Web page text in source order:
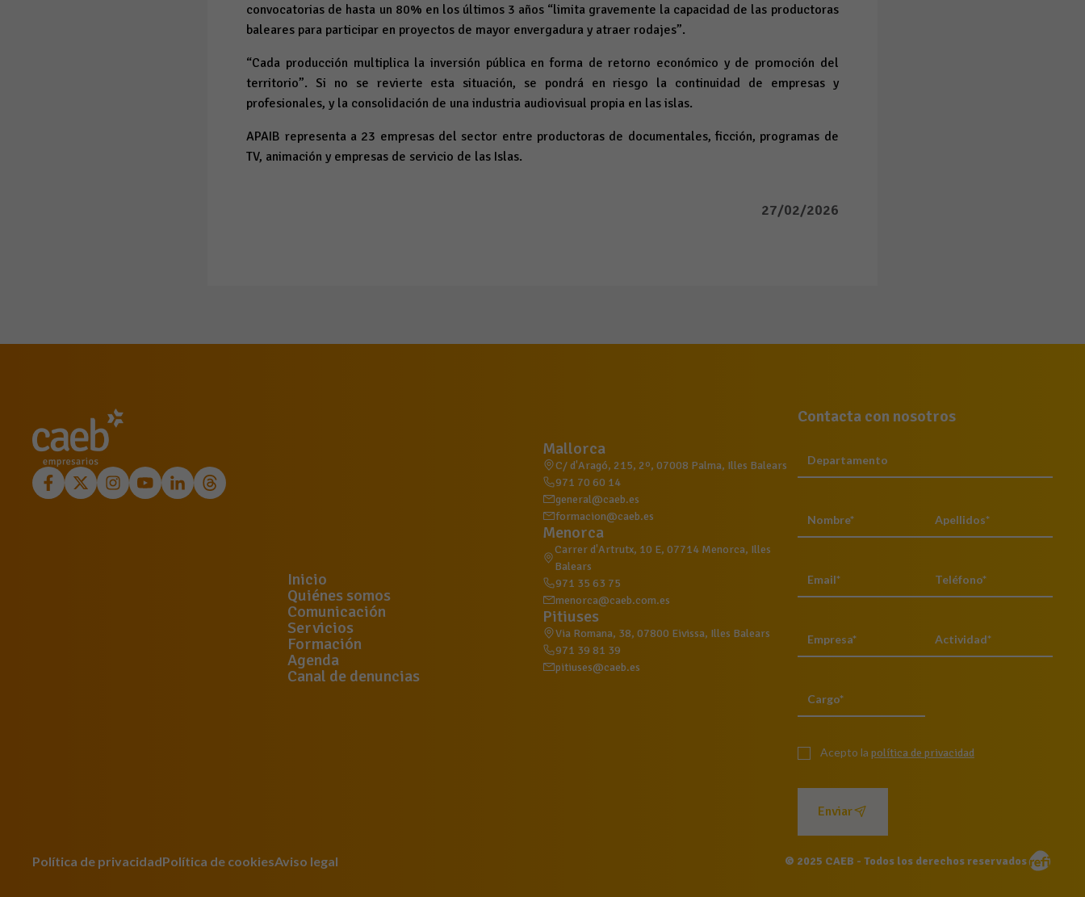
convocatorias de hasta un 80% en los últimos 3 años “limita gravemente la capacidad de las productoras
baleares para participar en proyectos de mayor envergadura y atraer rodajes”.
“Cada producción multiplica la inversión pública en forma de retorno económico y de promoción del
territorio”. Si no se revierte esta situación, se pondrá en riesgo la continuidad de empresas y
profesionales, y la consolidación de una industria audiovisual propia en las islas.
APAIB representa a 23 empresas del sector entre productoras de documentales, ficción, programas de
TV, animación y empresas de servicio de las Islas.
27/02/2026
Inicio
Quiénes somos
Comunicación
Servicios
Formación
Agenda
Canal de denuncias
Mallorca
C/ d'Aragó, 215, 2º, 07008 Palma, Illes Balears
971 70 60 14
general@caeb.es
formacion@caeb.es
Menorca
Carrer d'Artrutx, 10 E, 07714 Menorca, Illes
Balears
971 35 63 75
menorca@caeb.com.es
Pitiuses
Via Romana, 38, 07800 Eivissa, Illes Balears
971 39 81 39
pitiuses@caeb.es
Contacta con nosotros
Acepto la política de privacidad
Enviar
Política de privacidadPolítica de cookiesAviso legal © 2025 CAEB - Todos los derechos reservados